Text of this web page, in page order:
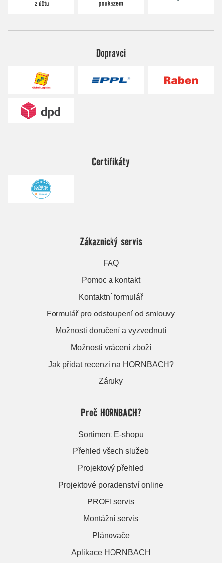
Dopravci
Certifikáty
Zákaznický servis
FAQ
Pomoc a kontakt
Kontaktní formulář
Formulář pro odstoupení od smlouvy
Možnosti doručení a vyzvednutí
Možnosti vrácení zboží
Jak přidat recenzi na HORNBACH?
Záruky
Proč HORNBACH?
Sortiment E-shopu
Přehled všech služeb
Projektový přehled
Projektové poradenství online
PROFI servis
Montážní servis
Plánovače
Aplikace HORNBACH